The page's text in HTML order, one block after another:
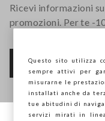
Ricevi informazioni
promozioni. Per te -
Seguici su
Questo sito utilizza
sempre attivi per
misurarne le
installati anche da
tue abitudini di
servizi mirati in